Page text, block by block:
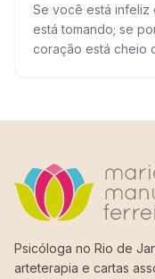
Se você está infeliz
está tomando; se
coração está cheio
Psicóloga no Rio de
arteterapia e cartas